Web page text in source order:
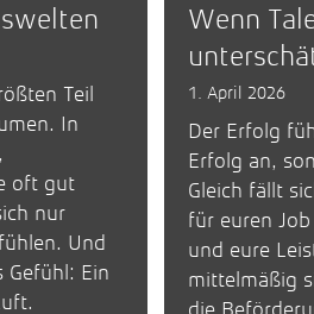
Teil
In
oft gut
nur
Und
Gefühl: Ein
Wenn
1. April 2026
Der Erfolg
Erfolg an,
Gleich fällt
für euren
und eure
mittelmäßig